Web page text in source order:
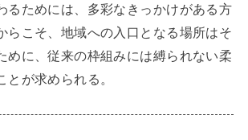
るためには、多彩なきっかけがある方
らこそ、地域への入口となる場所はそ
めに、従来の枠組みには縛られない柔
が求められる。